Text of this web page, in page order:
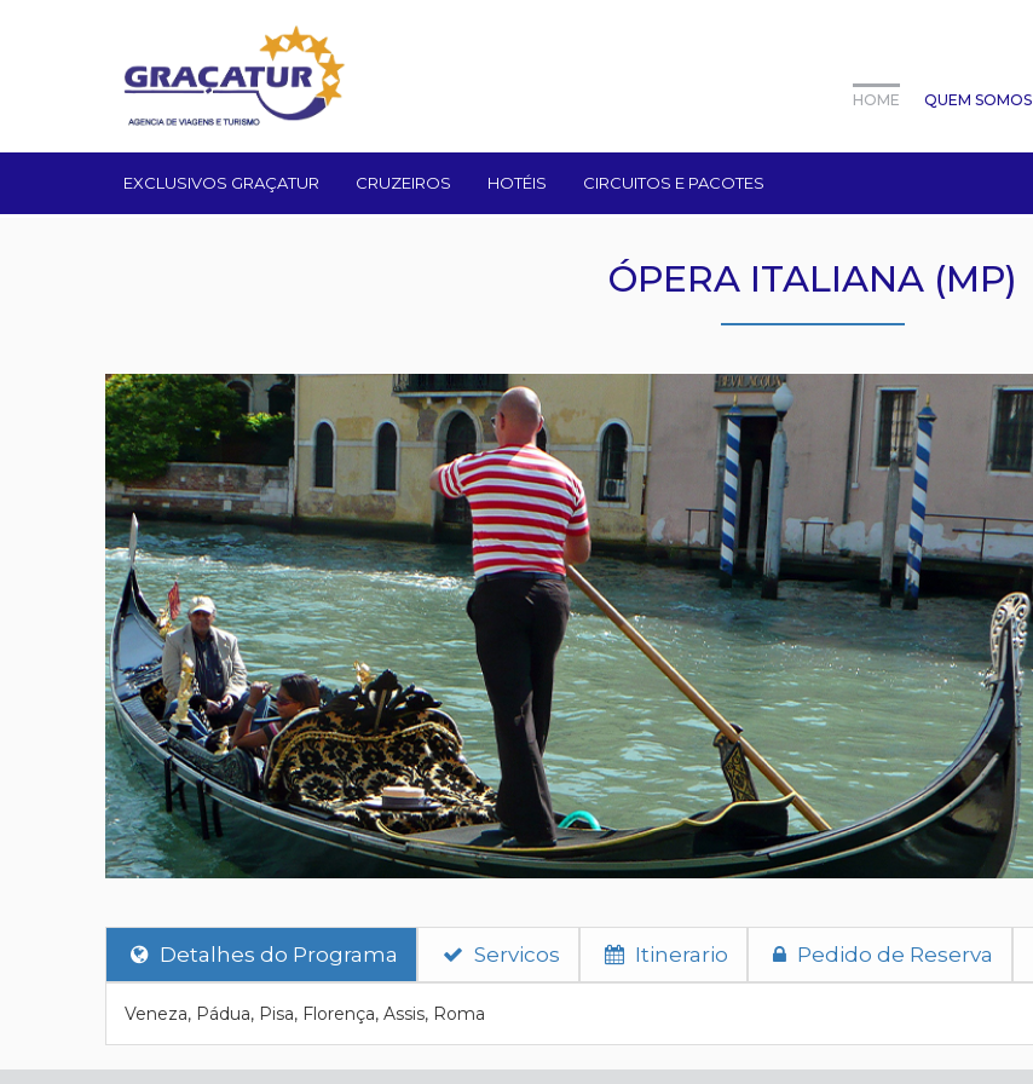
HOME QUEM SOMOS
EXCLUSIVOS GRAÇATUR CRUZEIROS HOTÉIS CIRCUITOS E PACOTES
ÓPERA ITALIANA (MP)
Detalhes do Programa Servicos Itinerario Pedido de Reserva
Veneza, Pádua, Pisa, Florença, Assis, Roma